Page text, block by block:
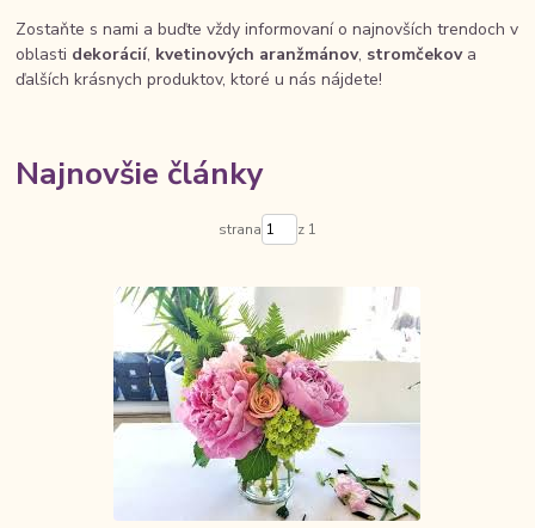
Zostaňte s nami a buďte vždy informovaní o najnovších trendoch v
oblasti dekorácií, kvetinových aranžmánov, stromčekova
ďalších krásnych produktov, ktoré u nás nájdete!
Najnovšie články
strana z 1